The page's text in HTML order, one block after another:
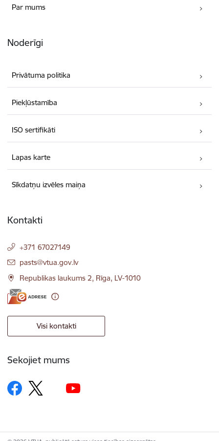
Par mums
Noderīgi
Privātuma politika
Piekļūstamība
ISO sertifikāti
Lapas karte
Sīkdatņu izvēles maiņa
Kontakti
+371 67027149
E-pasts:
pasts@vtua.gov.lv
Republikas laukums 2, Rīga, LV-1010
Visi kontakti
Sekojiet mums